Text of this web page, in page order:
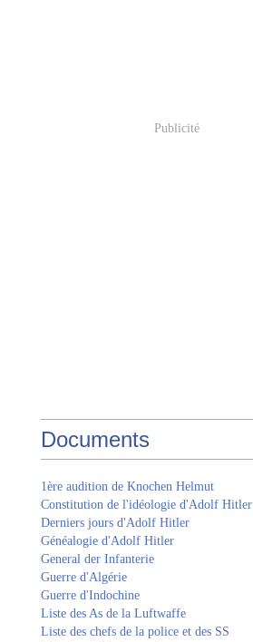
Publicité
Documents
1ère audition de Knochen Helmut
Constitution de l'idéologie d'Adolf Hitler
Derniers jours d'Adolf Hitler
Généalogie d'Adolf Hitler
General der Infanterie
Guerre d'Algérie
Guerre d'Indochine
Liste des As de la Luftwaffe
Liste des chefs de la police et des SS